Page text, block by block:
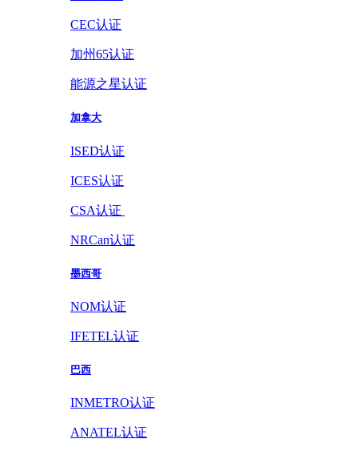
CEC认证
加州65认证
能源之星认证
加拿大
ISED认证
ICES认证
CSA认证
NRCan认证
墨西哥
NOM认证
IFETEL认证
巴西
INMETRO认证
ANATEL认证